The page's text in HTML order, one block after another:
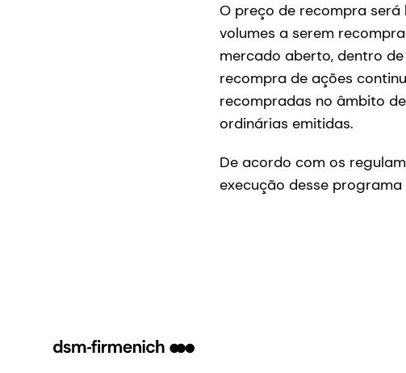
O preço de recompra será
volumes a serem
mercado aberto, dentro
recompra de ações
recompradas no âmbito
ordinárias emitidas.
De acordo com os
execução desse